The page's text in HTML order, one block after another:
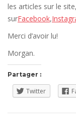
les articles sur le
surFacebook,
Merci d’avoir lu!
Morgan.
Partager :
Twitter